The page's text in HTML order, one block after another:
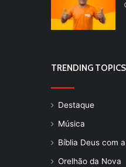
TRENDING TOPICS
Destaque
Música
Bíblia Deus com
Orelhão da Nova